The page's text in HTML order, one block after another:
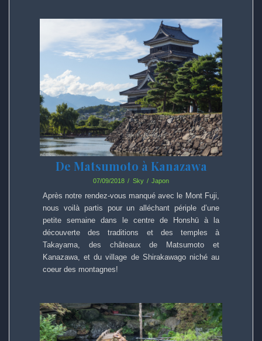
De Matsumoto à Kanazawa
07/09/2018 Sky Japon
Après notre rendez-vous manqué avec le Mont Fuji,
nous voilà partis pour un alléchant périple d’une
petite semaine dans le centre de Honshū à la
découverte des traditions et des temples à
Takayama, des châteaux de Matsumoto et
Kanazawa, et du village de Shirakawago niché au
coeur des montagnes!